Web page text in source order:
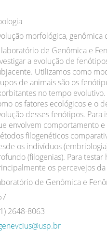
morfológica, genômica
laboratório de Genômica e
a evolução de
Utilizamos como
de animais são os
no tempo
os fatores ecológicos e o
desses fenótipos.
envolvem comportamento
filogenéticos
os indivíduos
(filogenias). Para
os percevejos
de Genômica e
2648-8063